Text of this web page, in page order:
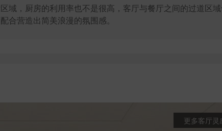
域，厨房的利用率也不是很高，客厅与餐厅之间的过道区
合营造出简美浪漫的氛围感。
更多客厅灵